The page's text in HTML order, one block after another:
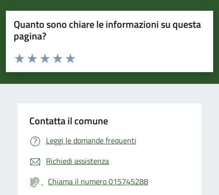
Quanto sono chiare le informazioni su questa
pagina?
Valuta da 1 a 5 stelle la pagina
Valuta 5 stelle su 5
Valuta 4 stelle su 5
Valuta 3 stelle su 5
Valuta 2 stelle su 5
Valuta 1 stelle su 5
Contatta il comune
Leggi le domande frequenti
Richiedi assistenza
Chiama il numero 015745288